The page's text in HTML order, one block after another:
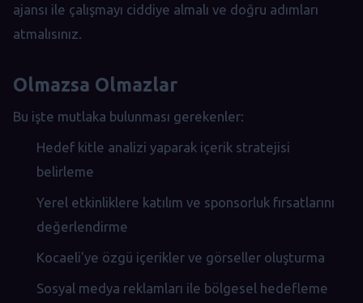
ajansı ile çalışmayı ciddiye almalı ve doğru adımları
atmalısınız.
Olmazsa Olmazlar
Bu işte mutlaka bulunması gerekenler:
Hedef kitle analizi yaparak içerik stratejisi
belirleme
Yerel etkinliklere katılım ve sponsorluk fırsatlarını
değerlendirme
Kocaeli'ye özgü içerikler ve görseller oluşturma
Sosyal medya reklamları ile bölgesel hedefleme